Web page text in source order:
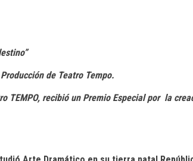
de Teatro Tempo.
TEMPO, recibió un Premio Especial por la